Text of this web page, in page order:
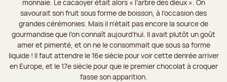
monnaie. Le cacaoyer était alors « l’arbre des dieux ». On
savourait son fruit sous forme de boisson, à l’occasion des
grandes cérémonies. Mais il n’était pas encore la source de
gourmandise que l’on connaît aujourd’hui. Il avait plutôt un goût
amer et pimenté, et on ne le consommait que sous sa forme
liquide ! Il faut attendre le 16e siècle pour voir cette denrée arriver
en Europe, et le 17e siècle pour que le premier chocolat à croquer
fasse son apparition.